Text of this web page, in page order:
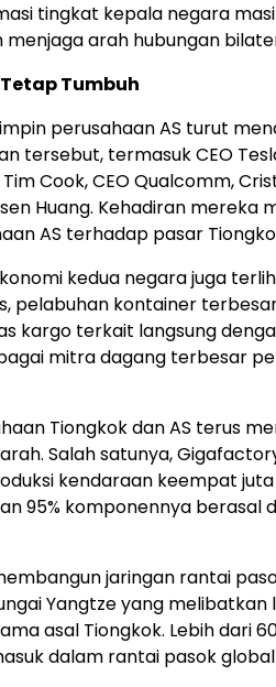
tingkat kepala negara
arah hubungan
Tumbuh
perusahaan AS turut
tersebut, termasuk CEO
Tim Cook, CEO Qualcomm,
Huang. Kehadiran mereka
AS terhadap pasar
kedua negara juga
pelabuhan kontainer
kargo terkait langsung
mitra dagang terbesar
Tiongkok dan AS terus
Salah satunya,
kendaraan keempat
95% komponennya berasal
jaringan rantai
Yangtze yang melibatkan
asal Tiongkok. Lebih dari
dalam rantai pasok global